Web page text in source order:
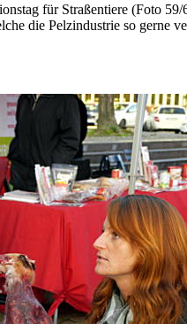
für Straßentiere (Foto 59/
die Pelzindustrie so gerne